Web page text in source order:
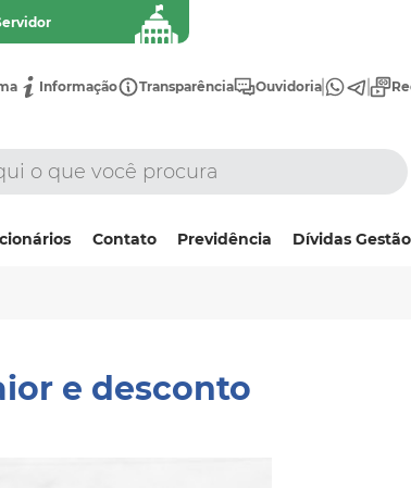
Informação Transparência Ouvidoria
Contato Previdência Dívidas
e desconto